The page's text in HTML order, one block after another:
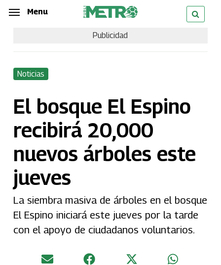
Skip
content
Menu
Publicidad
Noticias
El bosque El Espino
recibirá 20,000
nuevos árboles este
jueves
La siembra masiva de árboles en el bosque
El Espino iniciará este jueves por la tarde
con el apoyo de ciudadanos voluntarios.
Menu